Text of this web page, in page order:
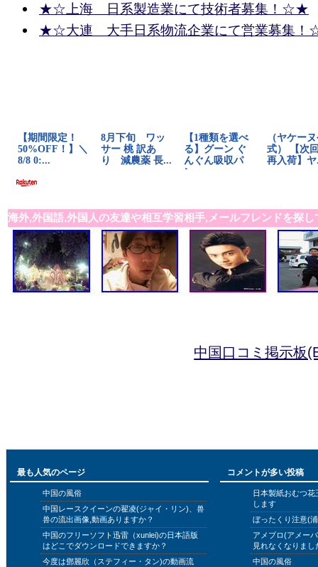
★☆上海 日系製造業にて技術者募集！☆★
★☆大連 大手日系物流企業にて営業募集
海外,外国語,外国人の友達や相互学習相手,メールフレンドを探し
中国口コミ掲示板
最も人気のページ
中国の風俗
中国レースクイーンの翟凌(ジャイ・リン)、兽
兽の流出画像,動画ありますか？
中国のフリーソフト迅雷（xunlei)の日本語版
はどこでダウンロードできますか？
今度は鄧麗欣（ステフィー・タン)の動画流
コメントが多い投稿
日本製紙おむつ
します
ぼったくり注意(
アメブロ(アメー
見れなくなりまし
中国の風俗